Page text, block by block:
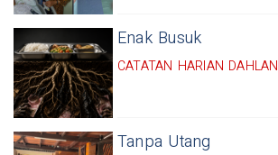
Enak Busuk
CATATAN HARIAN DAHLAN
Tanpa Utang